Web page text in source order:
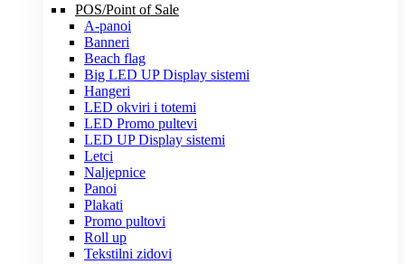
POS/Point of Sale
A-panoi
Banneri
Beach flag
Big LED UP Display sistemi
Hangeri
LED okviri i totemi
LED Promo pultevi
LED UP Display sistemi
Letci
Naljepnice
Panoi
Plakati
Promo pultovi
Roll up
Tekstilni zidovi